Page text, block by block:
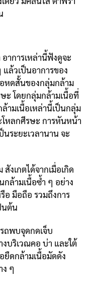
การเหล่านี้ฟังดูจะ
ล้วเป็นอาการของ
อหดสั้นของกลุ่มกล้าม
ะ โดยกลุ่มกล้ามเนื้อที่
ามเนื้อเหล่านี้เป็นกลุ่ม
หลกศีรษะ การหันหน้า
นระยะเวลานาน จะ
เกตได้จากเมื่อเกิด
กล้ามเนื้อซ้ำ ๆ อย่าง
อ มือถือ รวมถึงการ
นต้น
พบจุดกดเจ็บ
งบริเวณคอ บ่า และใต้
ยืดกล้ามเนื้อมัดดัง
ง ๆ